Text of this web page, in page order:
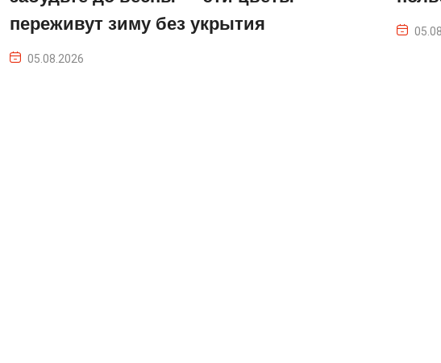
переживут зиму без укрытия
05.08.2026